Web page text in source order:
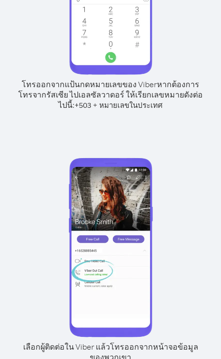
โทรออกจากแป้นกดหมายเลขของ Viberหากต้องการ
โทรจากรัสเซีย ไปเอลซัลวาดอร์ ให้เรียกเลขหมายดังต่อ
ไปนี้:+503 + หมายเลขในประเทศ
เลือกผู้ติดต่อใน Viber แล้วโทรออกจากหน้าจอข้อมูล
ของพวกเขา